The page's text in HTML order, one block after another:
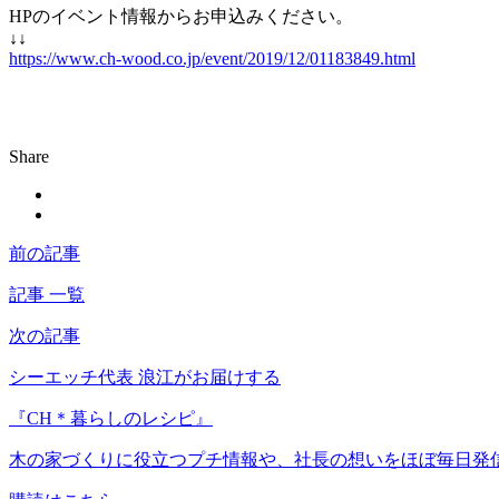
HPのイベント情報からお申込みください。
↓↓
https://www.ch-wood.co.jp/event/2019/12/01183849.html
Share
前の記事
記事 一覧
次の記事
シーエッチ代表 浪江がお届けする
『CH＊暮らしのレシピ』
木の家づくりに役立つプチ情報や、社長の想いをほぼ毎日発